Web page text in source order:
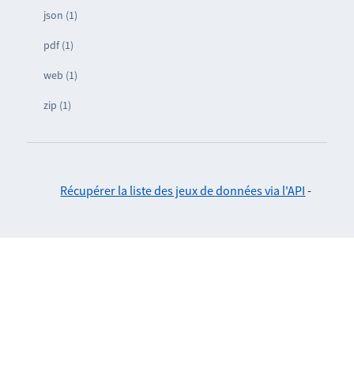
json (1)
pdf (1)
web (1)
zip (1)
Récupérer la liste des jeux de données via l'API -